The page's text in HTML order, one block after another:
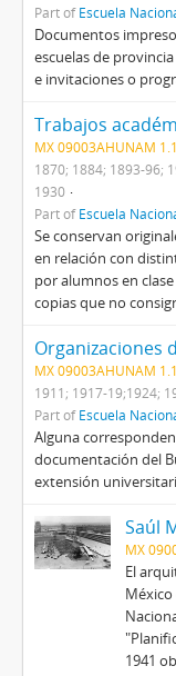
Part ofEscuela
Documentos
escuelas de
e invitaciones o
MX 09003AHUNAM
1870; 1884; 1893-96;
1930
Part ofEscuela
Se conservan
en relación con
por alumnos en
copias que no
MX 09003AHUNAM
1911; 1917-19;1924;
Part ofEscuela
Alguna
documentación del
extensión
MX
El
México
1941